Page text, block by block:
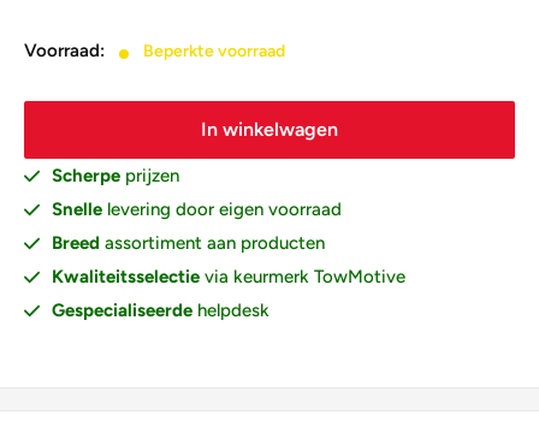
Voorraad: Beperkte voorraad
In winkelwagen
Scherpe prijzen
Snelle levering door eigen voorraad
Breed assortiment aan producten
Kwaliteitsselectievia keurmerk TowMotive
Gespecialiseerde helpdesk